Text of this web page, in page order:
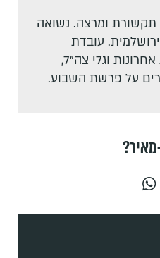
תקשורת ומרצה. נשואה
עובדת
וגלי צה"ל,
על פרשת השבוע.